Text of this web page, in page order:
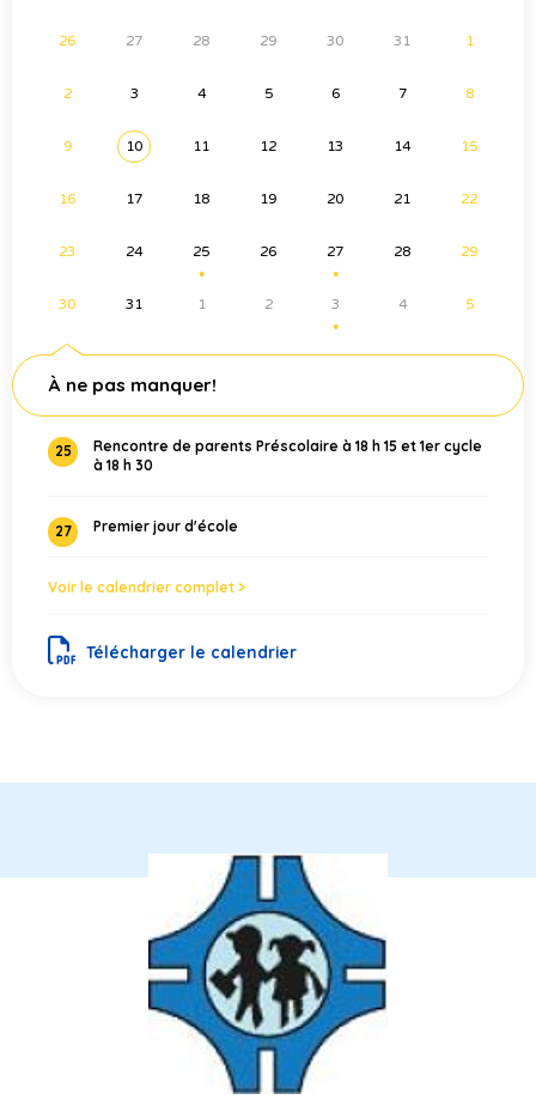
26 27 28 29 30 31 1
2 3 4 5 6 7 8
9 10 11 12 13 14 15
16 17 18 19 20 21 22
23 24 25
●
26 27
●
28 29
30 31 1 2 3
●
4 5
À ne pas manquer!
25
Rencontre de parents Préscolaire à 18 h 15 et 1er cycle
à 18 h 30
27 Premier jour d'école
Voir le calendrier complet >
Télécharger le calendrier